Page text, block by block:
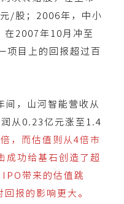
/股；2006年，中小
在2007年10月冲至
项目上的回报超过百
，山河智能营收从
从0.23亿元涨至1.4
，而估值则从4倍市
成功给基石创造了超
IPO带来的估值跳
报的影响更大。